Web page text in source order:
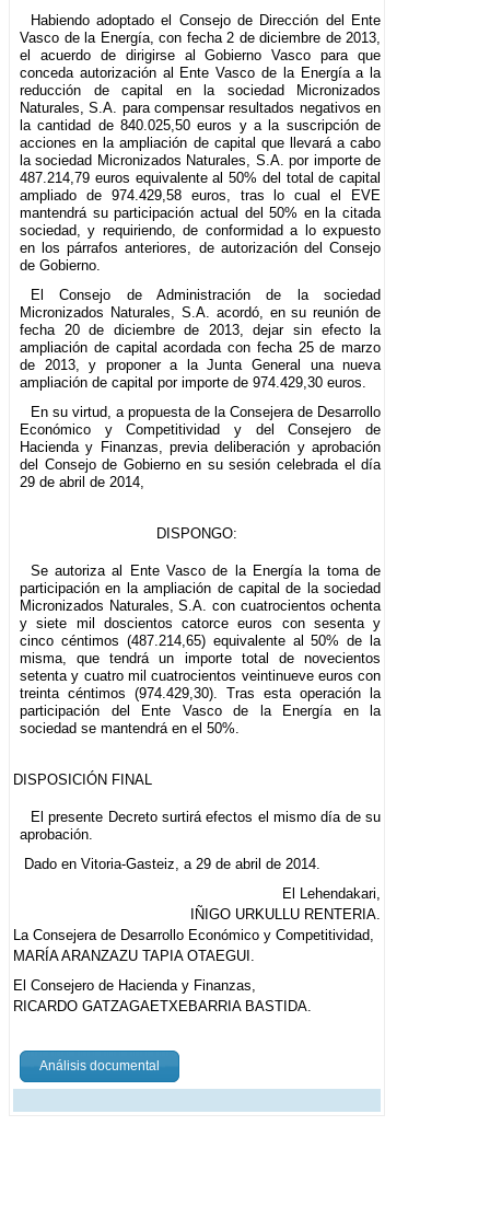
Habiendo adoptado el Consejo de Dirección del Ente
Vasco de la Energía, con fecha 2 de diciembre de 2013,
el acuerdo de dirigirse al Gobierno Vasco para que
conceda autorización al Ente Vasco de la Energía a la
reducción de capital en la sociedad Micronizados
Naturales, S.A. para compensar resultados negativos en
la cantidad de 840.025,50 euros y a la suscripción de
acciones en la ampliación de capital que llevará a cabo
la sociedad Micronizados Naturales, S.A. por importe de
487.214,79 euros equivalente al 50% del total de capital
ampliado de 974.429,58 euros, tras lo cual el EVE
mantendrá su participación actual del 50% en la citada
sociedad, y requiriendo, de conformidad a lo expuesto
en los párrafos anteriores, de autorización del Consejo
de Gobierno.
El Consejo de Administración de la sociedad
Micronizados Naturales, S.A. acordó, en su reunión de
fecha 20 de diciembre de 2013, dejar sin efecto la
ampliación de capital acordada con fecha 25 de marzo
de 2013, y proponer a la Junta General una nueva
ampliación de capital por importe de 974.429,30 euros.
En su virtud, a propuesta de la Consejera de Desarrollo
Económico y Competitividad y del Consejero de
Hacienda y Finanzas, previa deliberación y aprobación
del Consejo de Gobierno en su sesión celebrada el día
29 de abril de 2014,
DISPONGO:
Se autoriza al Ente Vasco de la Energía la toma de
participación en la ampliación de capital de la sociedad
Micronizados Naturales, S.A. con cuatrocientos ochenta
y siete mil doscientos catorce euros con sesenta y
cinco céntimos (487.214,65) equivalente al 50% de la
misma, que tendrá un importe total de novecientos
setenta y cuatro mil cuatrocientos veintinueve euros con
treinta céntimos (974.429,30). Tras esta operación la
participación del Ente Vasco de la Energía en la
sociedad se mantendrá en el 50%.
DISPOSICIÓN FINAL
El presente Decreto surtirá efectos el mismo día de su
aprobación.
Dado en Vitoria-Gasteiz, a 29 de abril de 2014.
El Lehendakari,
IÑIGO URKULLU RENTERIA.
La Consejera de Desarrollo Económico y Competitividad,
MARÍA ARANZAZU TAPIA OTAEGUI.
El Consejero de Hacienda y Finanzas,
RICARDO GATZAGAETXEBARRIA BASTIDA.
Análisis documental